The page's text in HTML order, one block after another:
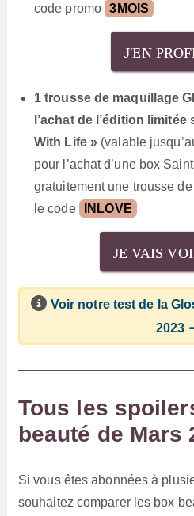
code promo
3MOIS
J'EN
1 trousse de maquillage
l’achat de l’édition
With Life » (valable
pour l’achat d’une box
gratuitement une trousse
le code
INLOVE
JE VAIS
Voir notre test de la
2023
Tous les
beauté de Mars
Si vous êtes abonnées à
souhaitez comparer les box